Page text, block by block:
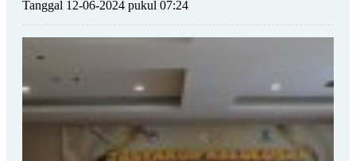
Tanggal 12-06-2024 pukul 07:24